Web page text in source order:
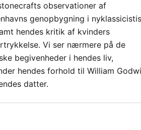
observationer af
genopbygning i
hendes kritik af kvinders
Vi ser nærmere på de
begivenheder i hendes liv,
hendes forhold til William
datter.